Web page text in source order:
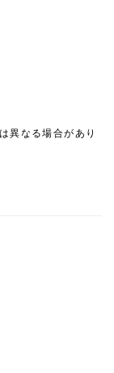
異なる場合があり